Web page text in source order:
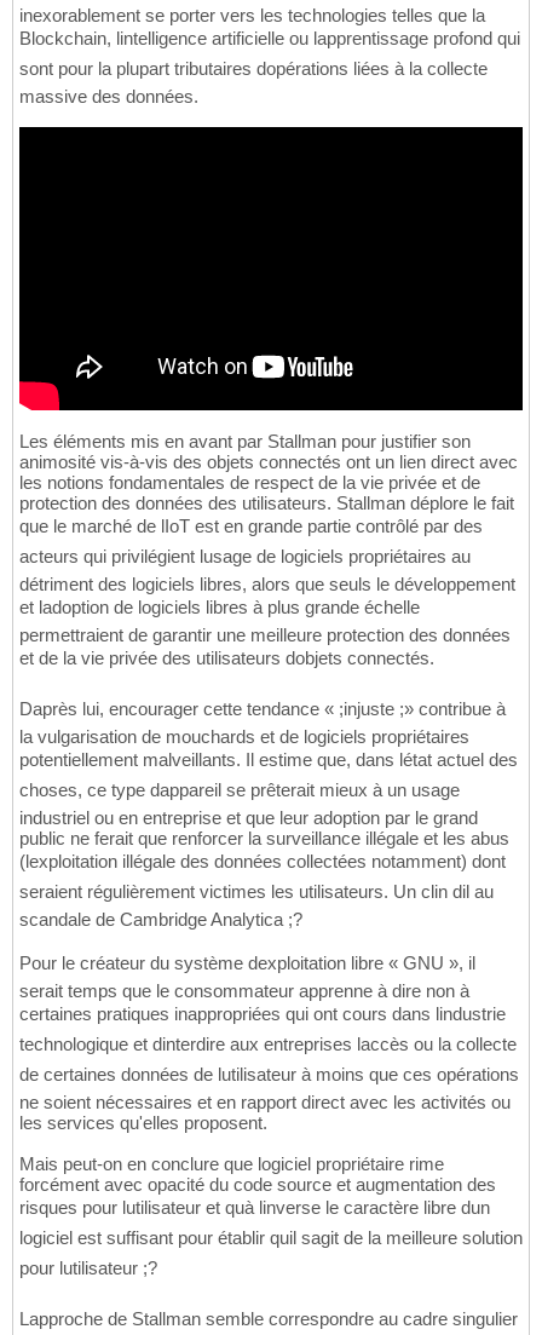
inexorablement se porter vers les technologies telles que la
Blockchain, lintelligence artificielle ou lapprentissage profond qui
sont pour la plupart tributaires dopérations liées à la collecte
massive des données.
Les éléments mis en avant par Stallman pour justifier son
animosité vis-à-vis des objets connectés ont un lien direct avec
les notions fondamentales de respect de la vie privée et de
protection des données des utilisateurs. Stallman déplore le fait
que le marché de lIoT est en grande partie contrôlé par des
acteurs qui privilégient lusage de logiciels propriétaires au
détriment des logiciels libres, alors que seuls le développement
et ladoption de logiciels libres à plus grande échelle
permettraient de garantir une meilleure protection des données
et de la vie privée des utilisateurs dobjets connectés.
Daprès lui, encourager cette tendance « ;injuste ;» contribue à
la vulgarisation de mouchards et de logiciels propriétaires
potentiellement malveillants. Il estime que, dans létat actuel des
choses, ce type dappareil se prêterait mieux à un usage
industriel ou en entreprise et que leur adoption par le grand
public ne ferait que renforcer la surveillance illégale et les abus
(lexploitation illégale des données collectées notamment) dont
seraient régulièrement victimes les utilisateurs. Un clin dil au
scandale de Cambridge Analytica ;?
Pour le créateur du système dexploitation libre « GNU », il
serait temps que le consommateur apprenne à dire non à
certaines pratiques inappropriées qui ont cours dans lindustrie
technologique et dinterdire aux entreprises laccès ou la collecte
de certaines données de lutilisateur à moins que ces opérations
ne soient nécessaires et en rapport direct avec les activités ou
les services qu'elles proposent.
Mais peut-on en conclure que logiciel propriétaire rime
forcément avec opacité du code source et augmentation des
risques pour lutilisateur et quà linverse le caractère libre dun
logiciel est suffisant pour établir quil sagit de la meilleure solution
pour lutilisateur ;?
Lapproche de Stallman semble correspondre au cadre singulier